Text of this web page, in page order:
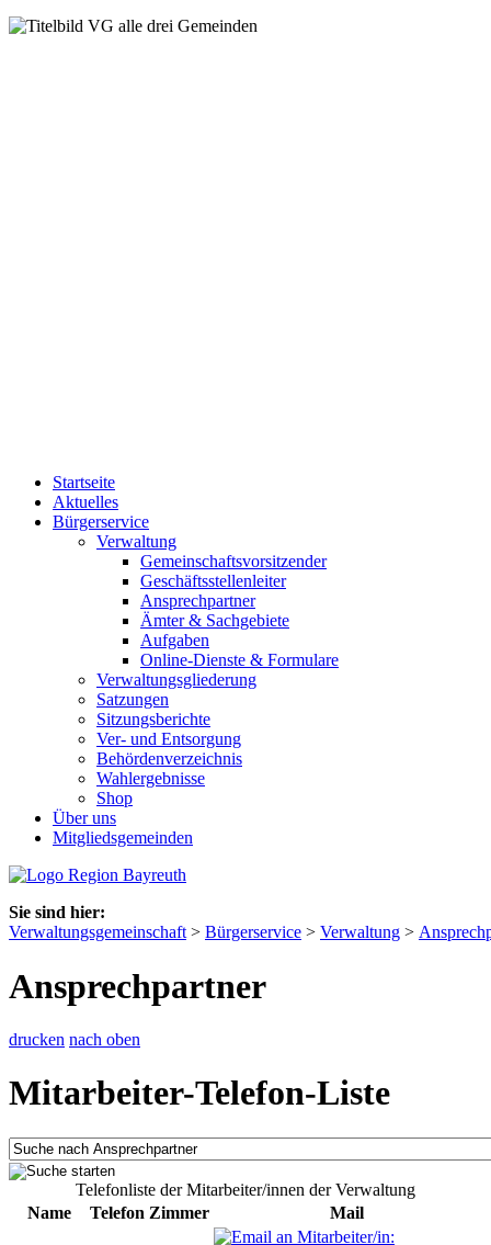
Startseite
Aktuelles
Bürgerservice
Verwaltung
Gemeinschaftsvorsitzender
Geschäftsstellenleiter
Ansprechpartner
Ämter & Sachgebiete
Aufgaben
Online-Dienste & Formulare
Verwaltungsgliederung
Satzungen
Sitzungsberichte
Ver- und Entsorgung
Behördenverzeichnis
Wahlergebnisse
Shop
Über uns
Mitgliedsgemeinden
Sie sind hier:
Verwaltungsgemeinschaft > Bürgerservice > Verwaltung >
Ansprechpartner
drucken nach oben
Mitarbeiter-Telefon-Liste
Telefonliste der Mitarbeiter/innen der Verwaltung
Name
Telefon Zimmer Mail